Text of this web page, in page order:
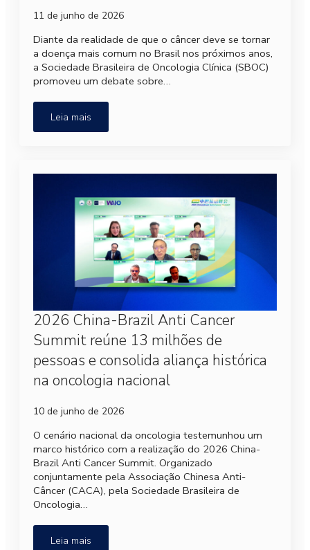
11 de junho de 2026
Diante da realidade de que o câncer deve se tornar
a doença mais comum no Brasil nos próximos anos,
a Sociedade Brasileira de Oncologia Clínica (SBOC)
promoveu um debate sobre…
Leia mais
2026 China-Brazil Anti Cancer
Summit reúne 13 milhões de
pessoas e consolida aliança histórica
na oncologia nacional
10 de junho de 2026
O cenário nacional da oncologia testemunhou um
marco histórico com a realização do 2026 China-
Brazil Anti Cancer Summit. Organizado
conjuntamente pela Associação Chinesa Anti-
Câncer (CACA), pela Sociedade Brasileira de
Oncologia…
Leia mais